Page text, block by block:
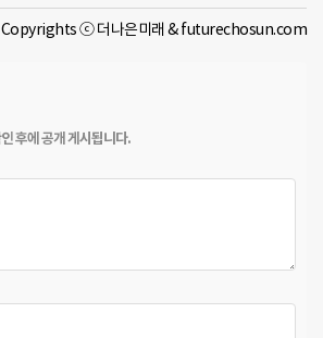
Copyrights ⓒ 더나은미래 & futurechosun.com